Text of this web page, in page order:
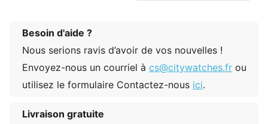
Besoin d'aide ?
Nous serions ravis d’avoir de vos nouvelles !
Envoyez-nous un courriel à cs@citywatches.fr ou
utilisez le formulaire Contactez-nous ici.
Livraison gratuite